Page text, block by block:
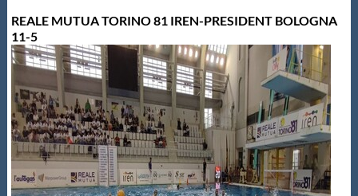
REALE MUTUA TORINO 81 IREN-PRESIDENT BOLOGNA
11-5